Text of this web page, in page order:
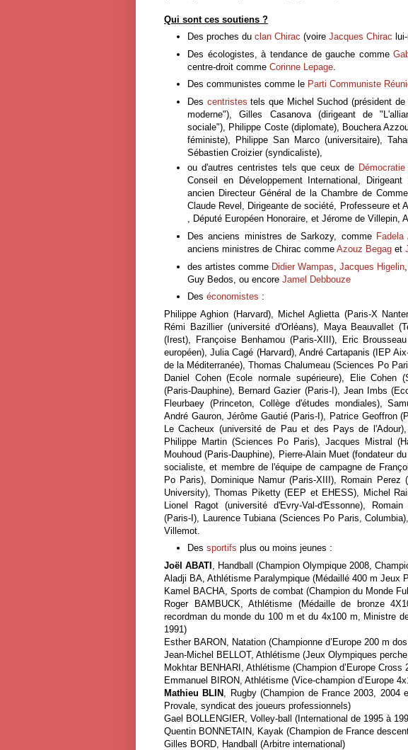
Qui sont ces soutiens ?
Des proches du clan Chirac (voire Jacques Chirac
Des écologistes, à tendance de gauche comme
centre-droit comme Corinne Lepage
Des communistes comme le Parti Communiste
Des centristes tels que Michel Suchod (président
moderne"), Gilles Casanova (dirigeant de
sociale"), Philippe Coste (diplomate), Bouchera
féministe), Philippe San Marco (universitaire),
Sébastien Croizier (syndicaliste),
ou d'autres centristes tels que ceux de
Conseil en Développement International,
ancien Directeur Général de la Chambre de
Claude Revel, Dirigeante de société, Professeure et
, Député Européen Honoraire, et Jérome de Villepin,
Des anciens ministres de Sarkozy, comme Fadela
anciens ministres de Chirac comme Azouz Begag et
des artistes comme Didier Wampas Jacques Higelin
Guy Bedos, ou encore Jamel Debbouze
Des économistes :
Philippe Aghion (Harvard), Michel Aglietta (Paris-X
Rémi Bazillier (université d'Orléans), Maya Beauvallet
(Irest), Françoise Benhamou (Paris-XIII), Eric
européen), Julia Cagé (Harvard), André Cartapanis (IEP
de la Méditerranée), Thomas Chalumeau (Sciences Po
Daniel Cohen (Ecole normale supérieure), Elie Cohen
(Paris-Dauphine), Bernard Gazier (Paris-I), Jean Imbs
Fleurbaey (Princeton, Collège d'études mondiales),
André Gauron, Jérôme Gautié (Paris-I), Patrice Geoffron
Le Cacheux (université de Pau et des Pays de l'Adour),
Philippe Martin (Sciences Po Paris), Jacques Mistral
Mouhoud (Paris-Dauphine), Pierre-Alain Muet (fondateur
socialiste, et membre de l'équipe de campagne de
Po Paris), Dominique Namur (Paris-XIII), Romain Perez
University), Thomas Piketty (EEP et EHESS), Michel
Lionel Ragot (université d'Evry-Val-d'Essonne),
(Paris-I), Laurence Tubiana (Sciences Po Paris,
Villemot.
Des sportifs plus ou moins jeunes :
Joël ABATI
, Handball (Champion Olympique 2008,
Aladji BA, Athlétisme Paralympique (Médaillé 400 m Jeux
Kamel BACHA, Sports de combat (Champion du Monde
Roger BAMBUCK, Athlétisme (Médaille de bronze
recordman du monde du 100 m et du 4x100 m, Ministre
1991)
Esther BARON, Natation (Championne d’Europe 200 m
Jean-Michel BELLOT, Athlétisme (Jeux Olympiques
Mokhtar BENHARI, Athlétisme (Champion d’Europe Cross
Emmanuel BIRON, Athlétisme (Vice-champion d’Europe
Mathieu BLIN
, Rugby (Champion de France 2003,
Provale, syndicat des joueurs professionnels)
Gael BOLLENGIER, Volley-ball (International de 1995 à
Quentin BONNETAIN, Kayak (Champion de France
Gilles BORD, Handball (Arbitre international)